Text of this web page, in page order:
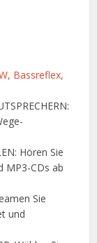
Bassreflex,
Hören Sie
MP3-CDs ab
Sie
und